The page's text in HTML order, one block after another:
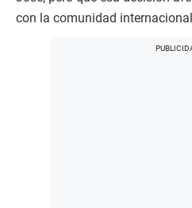
con la comunidad